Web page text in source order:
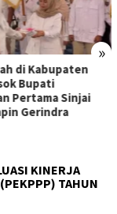
»
di Kabupaten
Bupati
Pertama Sinjai
Gerindra
KINERJA
TAHUN